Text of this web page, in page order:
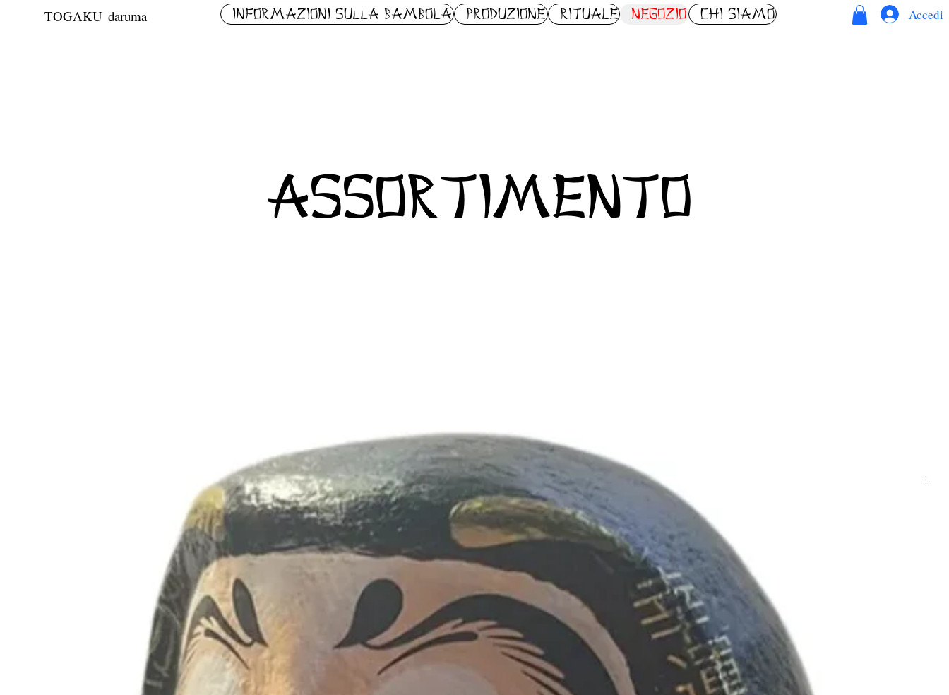
TOGAKU daruma Accedi
assortimento
Informazioni sulla bambola Produzione Rituale Negozio Chi siamo
Togaku è l'antico nome della bambola giapponese Daruma, simbolo di perseveranza, fede e forza interiore. Realizzata con un'antica tecnica, si solleva sempre, indipendentemente da come cade.
All'interno di ogni Togaku c'è un seme di pino, simbolo di nuova vita e rinnovamento. Viene regalata per compleanni, inaugurazioni di attività commerciali, lanci di progetti, traslochi e qualsiasi
altezza: 4,5, 7, 13, 23 cm.